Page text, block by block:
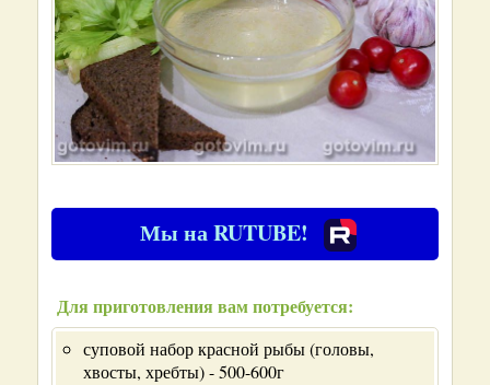
Мы на RUTUBE!
Для приготовления вам потребуется:
суповой набор красной рыбы (головы,
хвосты, хребты) - 500-600г